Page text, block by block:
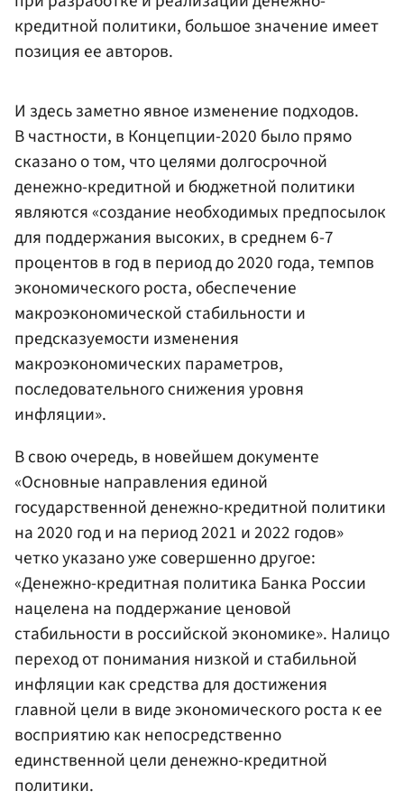
кредитной политики, большое значение имеет
позиция ее авторов.
И здесь заметно явное изменение подходов.
В частности, в Концепции-2020 было прямо
сказано о том, что целями долгосрочной
денежно-кредитной и бюджетной политики
являются «создание необходимых предпосылок
для поддержания высоких, в среднем 6-7
процентов в год в период до 2020 года, темпов
экономического роста, обеспечение
макроэкономической стабильности и
предсказуемости изменения
макроэкономических параметров,
последовательного снижения уровня
инфляции».
В свою очередь, в новейшем документе
«Основные направления единой
государственной денежно-кредитной политики
на 2020 год и на период 2021 и 2022 годов»
четко указано уже совершенно другое:
«Денежно-кредитная политика Банка России
нацелена на поддержание ценовой
стабильности в российской экономике». Налицо
переход от понимания низкой и стабильной
инфляции как средства для достижения
главной цели в виде экономического роста к ее
восприятию как непосредственно
единственной цели денежно-кредитной
политики.